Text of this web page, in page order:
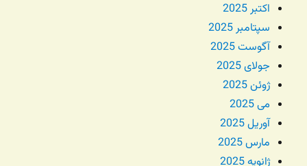
اکتبر 2025
سپتامبر 2025
آگوست 2025
جولای 2025
ژوئن 2025
می 2025
آوریل 2025
مارس 2025
ژانویه 2025